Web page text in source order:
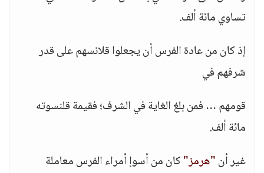
تساوي مائة ألف.
إذ كان من عادة الفرس أن يجعلوا قلانسهم على قدر
شرفهم في
قومهم … فمن بلغ الغاية في الشرف؛ فقيمة قلنسوته
مائة ألف.
غير أن"هرمز"كان من أسوإ أمراء الفرس معاملة